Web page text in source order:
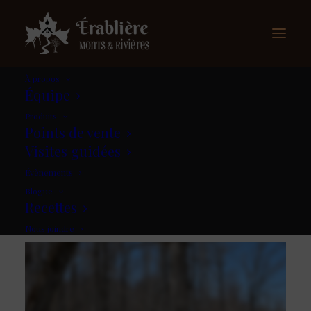
À propos
Équipe
Produits
Points de vente
Visites guidées
Évènements
Blogue
Recettes
Nous joindre
Nos produits